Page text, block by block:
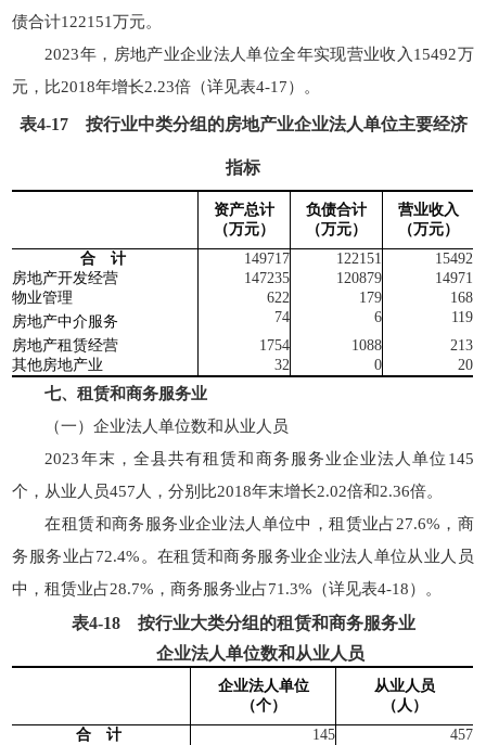
债合计122151万元。
2023年，房地产业企业法人单位全年实现营业收入15492万
元，比2018年增长2.23倍（详见表4-17）。
表4-17按行业中类分组的房地产业企业法人单位主要经济
指标
资产总计
（万元）
负债合计
（万元）
营业收入
（万元）
合 计
149717 122151
15492
房地产开发经营
147235 120879
14971
物业管理
622 179
168
房地产中介服务
74 6
119
房地产租赁经营
1754 1088
213
其他房地产业
32 0 20
七、租赁和商务服务业
（一）企业法人单位数和从业人员
2023年末，全县共有租赁和商务服务业企业法人单位145
个，从业人员457人，分别比2018年末增长2.02倍和2.36倍。
在租赁和商务服务业企业法人单位中，租赁业占27.6%，商
务服务业占72.4%。在租赁和商务服务业企业法人单位从业人员
中，租赁业占28.7%，商务服务业占71.3%（详见表4-18）。
表4-18按行业大类分组的租赁和商务服务业
企业法人单位数和从业人员
企业法人单位
（个）
从业人员
（人）
合 计
145
457